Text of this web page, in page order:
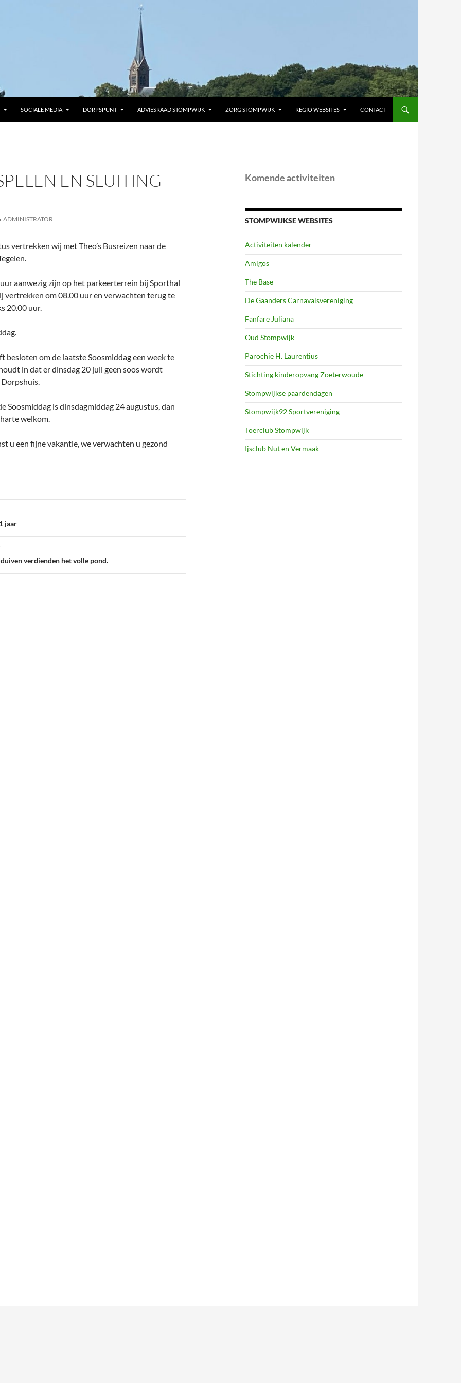
SOCIALE MEDIA DORPSPUNT ADVIESRAAD STOMPWIJK ZORG STOMPWIJK REGIO WEBSITES CONTACT
EN SLUITING
ADMINISTRATOR
vertrekken wij met Theo’s Busreizen naar de
aanwezig zijn op het parkeerterrein bij Sporthal
vertrekken om 08.00 uur en verwachten terug te
20.00 uur.
besloten om de laatste Soosmiddag een week te
in dat er dinsdag 20 juli geen soos wordt
Soosmiddag is dinsdagmiddag 24 augustus, dan
welkom.
u een fijne vakantie, we verwachten u gezond
jaar
verdienden het volle pond.
Komende activiteiten
STOMPWIJKSE WEBSITES
Activiteiten kalender
Amigos
The Base
De Gaanders Carnavalsvereniging
Fanfare Juliana
Oud Stompwijk
Parochie H. Laurentius
Stichting kinderopvang Zoeterwoude
Stompwijkse paardendagen
Stompwijk92 Sportvereniging
Toerclub Stompwijk
Ijsclub Nut en Vermaak